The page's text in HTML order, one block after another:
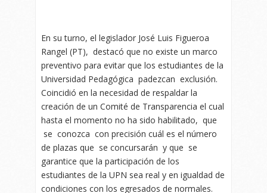
En su turno, el legislador José Luis Figueroa
Rangel (PT), destacó que no existe un marco
preventivo para evitar que los estudiantes de la
Universidad Pedagógica padezcan exclusión.
Coincidió en la necesidad de respaldar la
creación de un Comité de Transparencia el cual
hasta el momento no ha sido habilitado, que
se conozca con precisión cuál es el número
de plazas que se concursarán y que se
garantice que la participación de los
estudiantes de la UPN sea real y en igualdad de
condiciones con los egresados de normales.